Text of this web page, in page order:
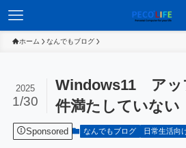
ホーム なんでもブログ
Windows11 ア
件満たしていな
2025
1/30
Sponsored なんでもブログ 日常生活向